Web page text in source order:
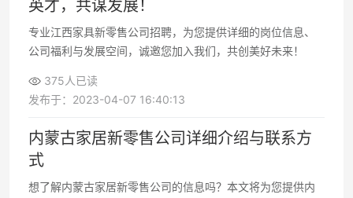
英才，共谋发展！
专业江西家具新零售公司招聘，为您提供详细的岗位信息、
公司福利与发展空间，诚邀您加入我们，共创美好未来！
375人已读
发布于：2023-04-07 16:40:13
内蒙古家居新零售公司详细介绍与联系方
式
想了解内蒙古家居新零售公司的信息吗？本文将为您提供内